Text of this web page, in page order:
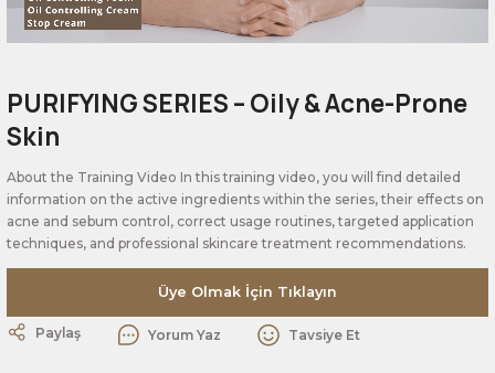
PURIFYING SERIES – Oily & Acne-Prone
Skin
About the Training Video In this training video, you will find detailed
information on the active ingredients within the series, their effects on
acne and sebum control, correct usage routines, targeted application
techniques, and professional skincare treatment recommendations.
Üye Olmak İçin Tıklayın
Paylaş Yorum Yaz Tavsiye Et